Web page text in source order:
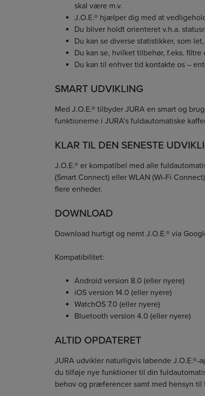
skal være m.v.
J.O.E.® hjælper dig med at
Du bliver holdt orienteret v.h.a.
Du kan se diverse statistikker, som
Du kan se, hvilket tilbehør, f.eks.
Du kan til enhver tid kontakte os –
SMART UDVIKLING
Med J.O.E.® tilbyder JURA en smart og
funktionerne i JURA’s fuldautomatiske
KLAR TIL DEN SENESTE
J.O.E.® er kompatibel med alle
(Smart Connect) eller WLAN (Wi-Fi
flere enheder.
DOWNLOAD
Download hurtigt og nemt J.O.E.® via
Kompatibilitet:
Android version 8.0 (eller nyere)
iOS version 14.0 (eller nyere)
WatchOS 7.0 (eller nyere)
Bluetooth version 4.0 (eller nyere)
ALTID OPDATERET
JURA udvikler naturligvis løbende
du tilføje nye funktioner til din
behov og præferencer samt med hensyn